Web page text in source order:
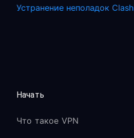
Устранение неполадок Clash
Начать
Что такое VPN